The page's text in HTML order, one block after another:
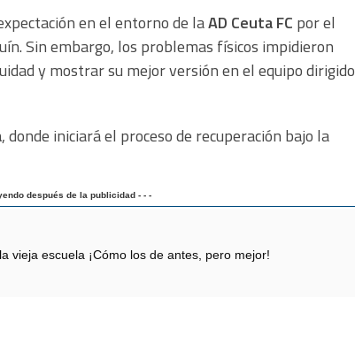
en el entorno de laAD Ceuta FC por el
Sin embargo, los problemas físicos impidieron
y mostrar su mejor versión en el equipo dirigido
, donde iniciará el proceso de recuperación bajo la
después de la publicidad - - -
vieja escuela ¡Cómo los de antes, pero mejor!